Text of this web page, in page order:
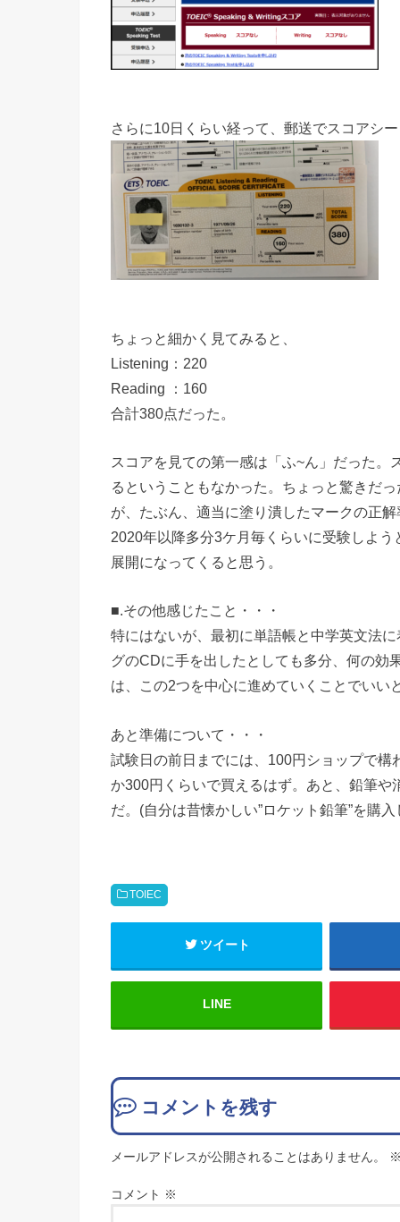
さらに10日くらい経って、郵送でスコアシ
ちょっと細かく見てみると、
Listening：220
Reading ：160
合計380点だった。
スコアを見ての第一感は「ふ~ん」だった
るということもなかった。ちょっと驚きだ
が、たぶん、適当に塗り潰したマークの正
2020年以降多分3ケ月毎くらいに受験しよ
展開になってくると思う。
■.その他感じたこと・・・
特にはないが、最初に単語帳と中学英文法
グのCDに手を出したとしても多分、何の効
は、この2つを中心に進めていくことでいい
あと準備について・・・
試験日の前日までには、100円ショップで
か300円くらいで買えるはず。あと、鉛筆
だ。(自分は昔懐かしい”ロケット鉛筆”を購
TOIEC
ツイート
LINE
コメントを残す
メールアドレスが公開されることはありません。
コメント ※